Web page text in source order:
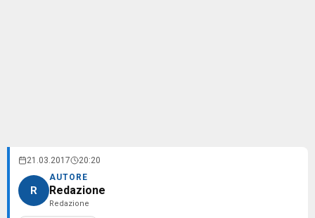
21.03.2017 20:20
R
AUTORE
Redazione
Redazione